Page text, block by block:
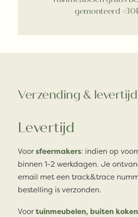
gemonteerd
Verzending & levertijd
Levertijd
Voorsfeermakers: indien op
binnen 1-2 werkdagen. Je
email met een track&trace
bestelling is verzonden.
Voortuinmeubelen, buiten